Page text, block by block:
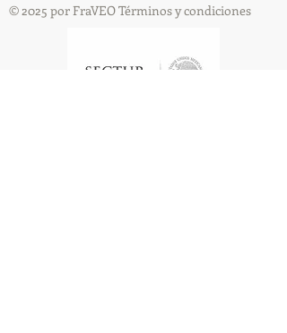
© 2025 por FraVEO Términos y condiciones